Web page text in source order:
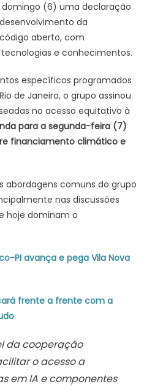
(6) uma declaração
da
aberto, com
e conhecimentos.
específicos programados
de Janeiro, o grupo assinou
no acesso equitativo à
para a segunda-feira (7)
financiamento climático e
abordagens comuns do grupo
nas discussões
hoje dominam o
PI avança e pega Vila Nova
frente a frente com a
da cooperação
o acesso a
em IA e componentes